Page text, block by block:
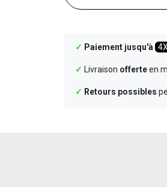
✓ Paiement jusqu'à 4X
✓ Livraison offerteen
✓ Retours possibles